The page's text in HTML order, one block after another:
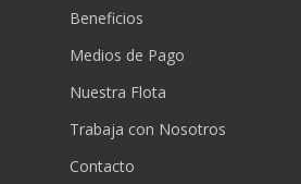
Beneficios
Medios de Pago
Nuestra Flota
Trabaja con Nosotros
Contacto